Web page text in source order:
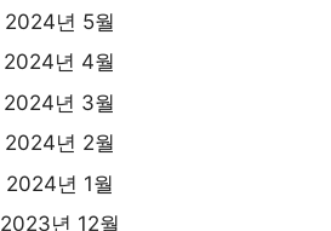
2024년 5월
2024년 4월
2024년 3월
2024년 2월
2024년 1월
2023년 12월